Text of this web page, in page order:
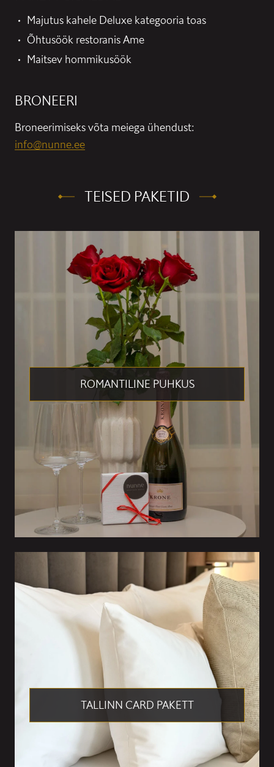
Majutus kahele Deluxe kategooria toas
Õhtusöök restoranis Ame
Maitsev hommikusöök
BRONEERI
Broneerimiseks võta meiega ühendust:
info@nunne.ee
TEISED PAKETID
ROMANTILINE PUHKUS
TALLINN CARD PAKETT